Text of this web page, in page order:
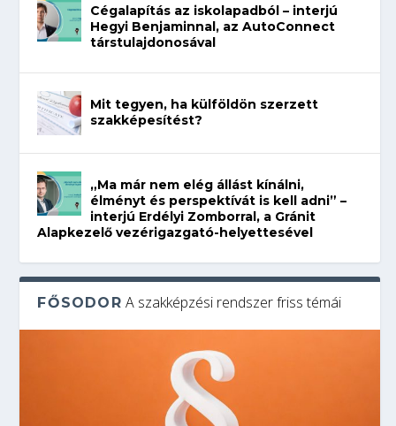
Cégalapítás az iskolapadból – interjú
Hegyi Benjaminnal, az AutoConnect
társtulajdonosával
Mit tegyen, ha külföldön szerzett
szakképesítést?
„Ma már nem elég állást kínálni,
élményt és perspektívát is kell adni” –
interjú Erdélyi Zomborral, a Gránit
Alapkezelő vezérigazgató-helyettesével
FŐSODOR A szakképzési rendszer friss témái